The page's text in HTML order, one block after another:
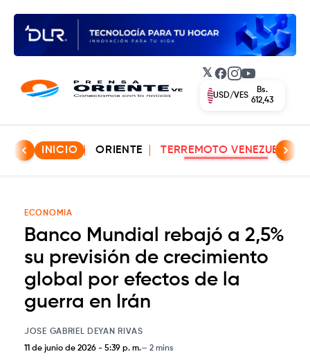
𝕏 Facebook
Instagram
YouTube
USD/VES
Bs.
612,43
INICIO ORIENTE TERREMOTO VENEZUELA
ECONOMIA
Banco Mundial rebajó a 2,5%
su previsión de crecimiento
global por efectos de la
guerra en Irán
JOSE GABRIEL DEYAN RIVAS
11 de junio de 2026 - 5:39 p. m. 2 mins